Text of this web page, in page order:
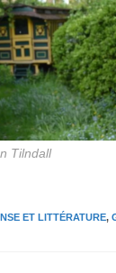
Tilndall
ET LITTÉRATURE,